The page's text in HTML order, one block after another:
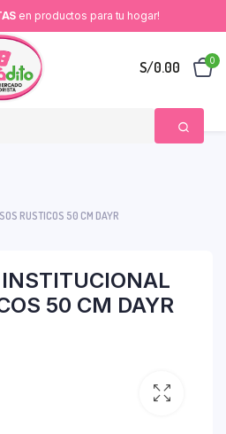
en productos para tu hogar!
S/0.00 0
RUSTICOS 50 CM DAYR
50 CM DAYR